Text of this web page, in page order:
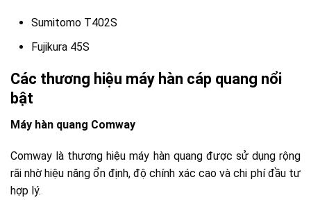
Sumitomo T402S
Fujikura 45S
Các thương hiệu máy hàn cáp quang nổi
bật
Máy hàn quang Comway
Comway là thương hiệu máy hàn quang được sử dụng rộng
rãi nhờ hiệu năng ổn định, độ chính xác cao và chi phí đầu tư
hợp lý.